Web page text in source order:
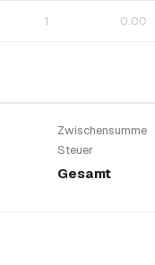
Zwischensumme
Steuer
Gesamt